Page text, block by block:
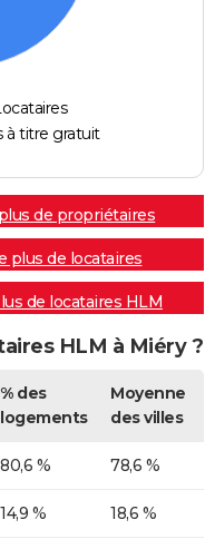
à titre gratuit
de propriétaires
plus de locataires
de locataires HLM
HLM à Miéry ?
% des
logements
Moyenne
des villes
80,6 % 78,6 %
14,9 % 18,6 %